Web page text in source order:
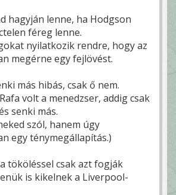
hagyján lenne, ha Hodgson
féreg lenne.
nyilatkozik rendre, hogy az
megérne egy fejlövést.
más hibás, csak ő nem.
volt a menedzser, addig csak
senki más.
szól, hanem úgy
egy ténymegállapítás.)
tököléssel csak azt fogják
is kikelnek a Liverpool-